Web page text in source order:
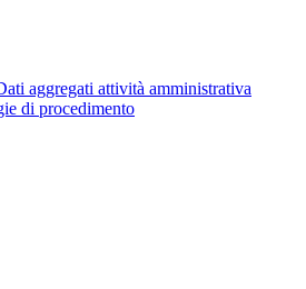
aggregati attività amministrativa
di procedimento